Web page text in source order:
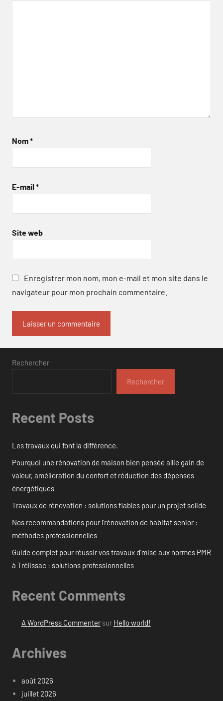
Nom*
E-mail *
Site web
Enregistrer mon nom, mon e-mail et mon site dans le
navigateur pour mon prochain commentaire.
Rechercher
Rechercher
Recent Posts
Les travaux qui font la différence.
Pourquoi une rénovation de maison bien pensée allie gain de
valeur, amélioration du confort et réduction des dépenses
énergétiques
Travaux de rénovation : solutions fiables pour un projet solide
Nos recommandations pour l’rénovation de habitat senior :
méthodes professionnelles
Guide complet pour réussir vos travaux d’mise aux normes PMR
à Trélissac : solutions professionnelles
Recent Comments
A WordPress Commentersur Hello world!
Archives
août 2026
juillet 2026